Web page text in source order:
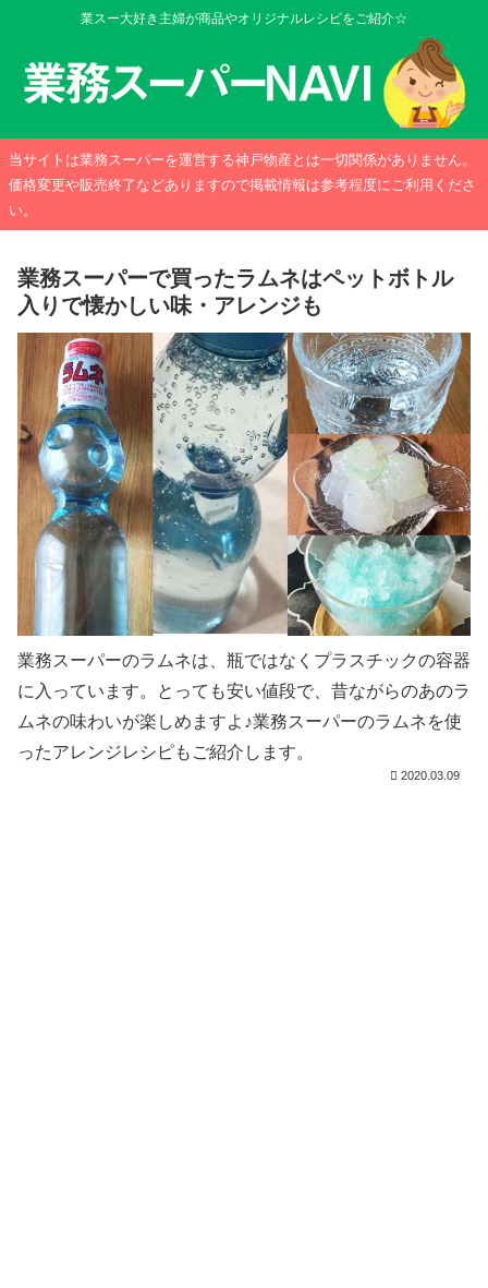
業スー大好き主婦が商品やオリジナルレシピをご紹介☆
当サイトは業務スーパーを運営する神戸物産とは一切関係がありません。
価格変更や販売終了などありますので掲載情報は参考程度にご利用くださ
い。
業務スーパーで買ったラムネはペットボトル
入りで懐かしい味・アレンジも
業務スーパーのラムネは、瓶ではなくプラスチックの容器
に入っています。とっても安い値段で、昔ながらのあのラ
ムネの味わいが楽しめますよ♪業務スーパーのラムネを使
ったアレンジレシピもご紹介します。
2020.03.09